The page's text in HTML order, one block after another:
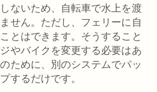
ないため、自転車で水上を渡
せん。ただし、フェリーに自
とはできます。そうすること
やバイクを変更する必要はあ
ために、別のシステムでパッ
するだけです。